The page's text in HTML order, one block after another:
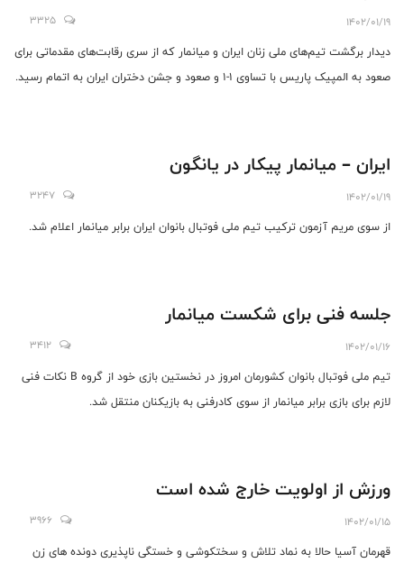
1402/01/19
3325
دیدار برگشت تیم‌های ملی زنان ایران و میانمار که از سری رقابت‌های مقدماتی برای
صعود به المپیک پاریس با تساوی 1-1 و صعود و جشن دختران ایران به اتمام رسید.
ایران – میانمار پیکار در یانگون
1402/01/19
3247
از سوی مریم آزمون ترکیب تیم ملی فوتبال بانوان ایران برابر میانمار اعلام شد.
جلسه فنی برای شکست میانمار
1402/01/16
3412
تیم ملی فوتبال بانوان کشورمان امروز در نخستین بازی خود از گروه B نکات فنی
لازم برای بازی برابر میانمار از سوی کادرفنی به بازیکنان منتقل شد.
ورزش از اولویت خارج شده است
1402/01/15
3966
قهرمان آسیا حالا به نماد تلاش و سختکوشی و خستگی ناپذیری دونده های زن